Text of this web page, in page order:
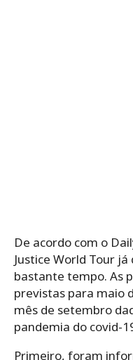
De acordo com o
Justice World Tour
bastante tempo. As
previstas para maio
mês de setembro
pandemia do covid-
Primeiro, foram